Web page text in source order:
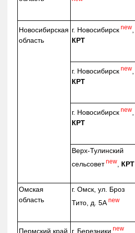
Новосибирская
область
г. Новосибирск new
КРТ
г. Новосибирск new
КРТ
г. Новосибирск new
КРТ
Верх-Тулинский
сельсовет new КРТ
Омская
область
г. Омск, ул. Броз
Тито, д. 5А new
Пермский край г. Березники new